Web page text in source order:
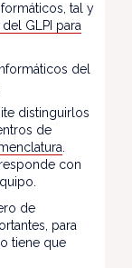
tal y
GLPI para
del
distinguirlos
de
con
de
para
tiene que